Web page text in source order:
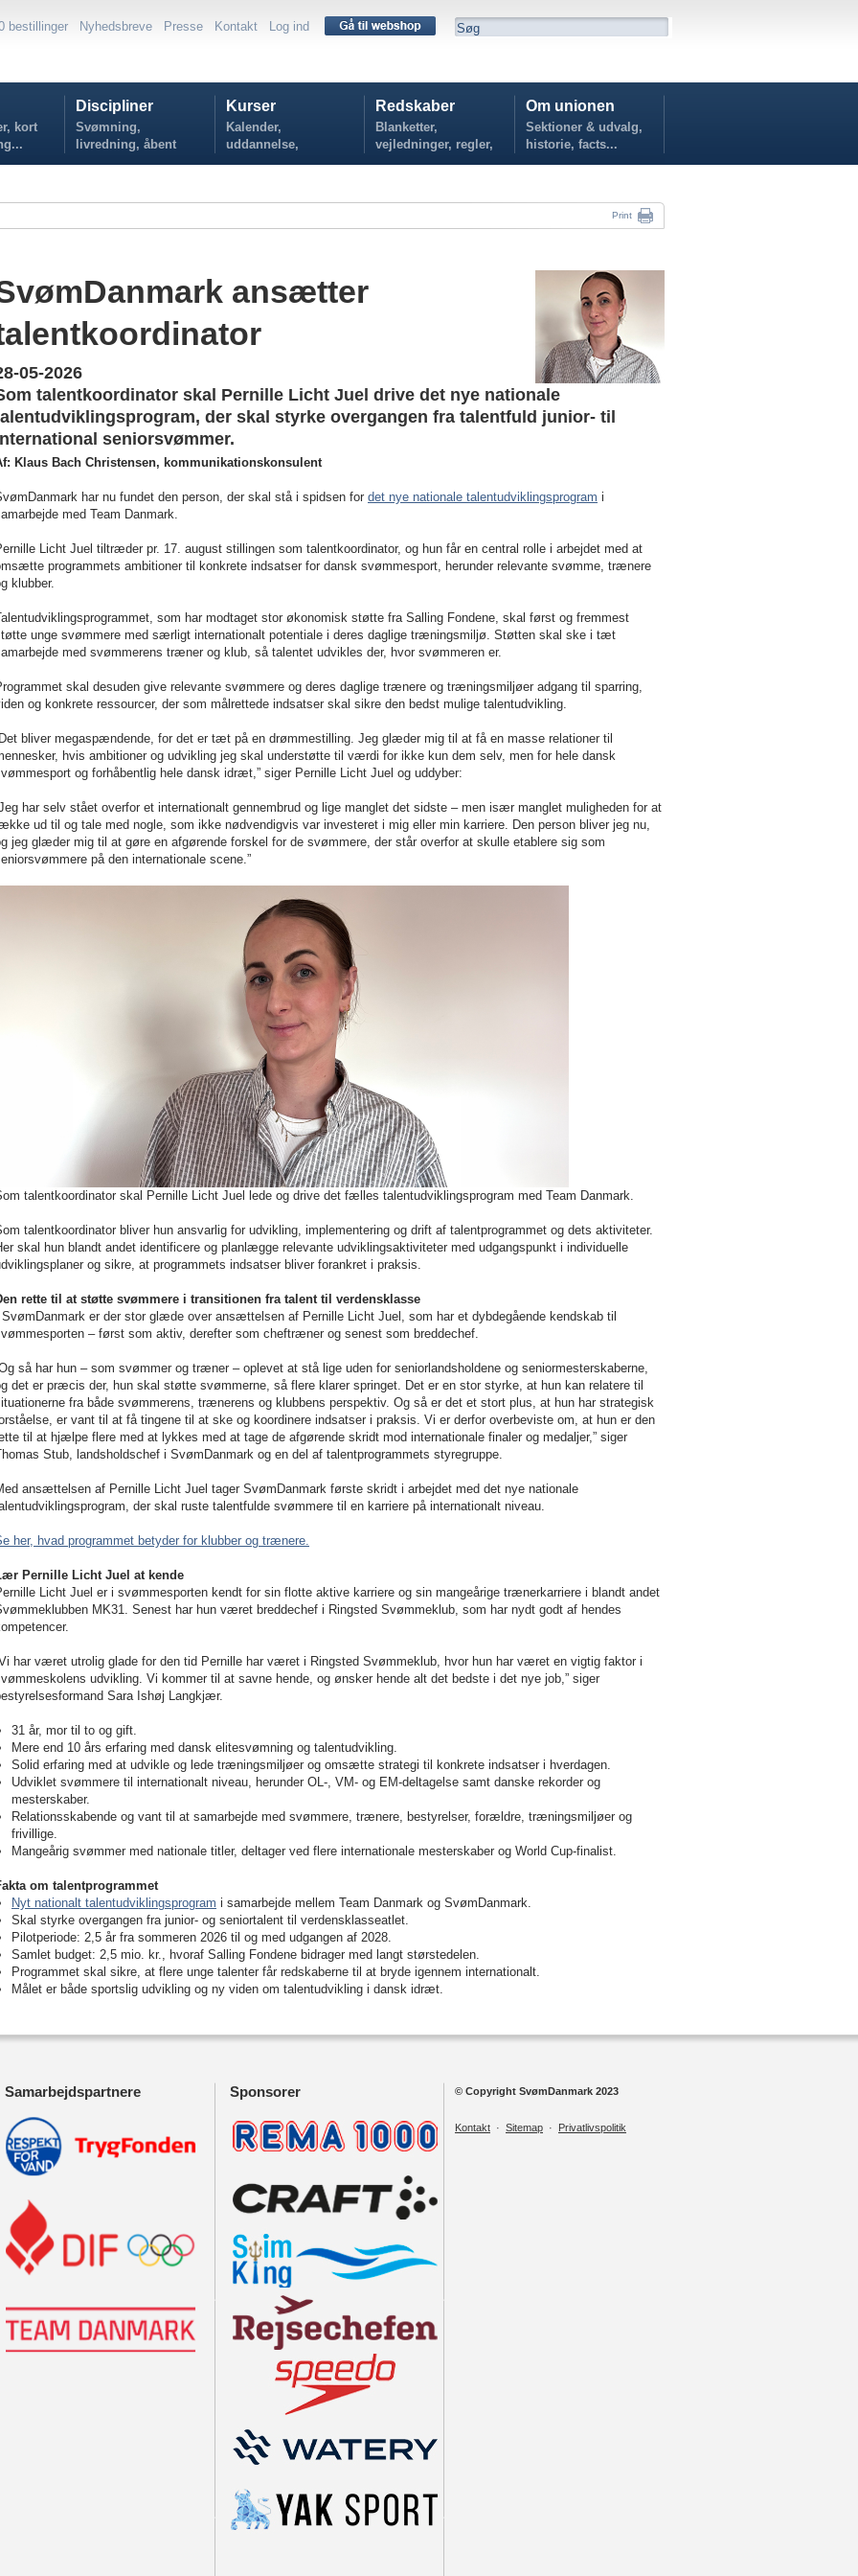
bestillinger Nyhedsbreve Presse Kontakt Log ind
kort
Discipliner
Svømning,
livredning, åbent
vand...
Kurser
Kalender,
uddannelse,
tilmelding...
Redskaber
Blanketter,
vejledninger, regler,
politikker...
Om unionen
Sektioner & udvalg,
historie, facts...
Print
ansætter
05-2026
talentkoordinator skal Pernille Licht Juel drive det nye nationale
der skal styrke overgangen fra talentfuld junior- til
seniorsvømmer.
Klaus Bach Christensen, kommunikationskonsulent
har nu fundet den person, der skal stå i spidsen for det nye nationale talentudviklingsprogram i
med Team Danmark.
Licht Juel tiltræder pr. 17. august stillingen som talentkoordinator, og hun får en central rolle i arbejdet med at
programmets ambitioner til konkrete indsatser for dansk svømmesport, herunder relevante svømme, trænere
klubber.
som har modtaget stor økonomisk støtte fra Salling Fondene, skal først og fremmest
unge svømmere med særligt internationalt potentiale i deres daglige træningsmiljø. Støtten skal ske i tæt
med svømmerens træner og klub, så talentet udvikles der, hvor svømmeren er.
skal desuden give relevante svømmere og deres daglige trænere og træningsmiljøer adgang til sparring,
og konkrete ressourcer, der som målrettede indsatser skal sikre den bedst mulige talentudvikling.
bliver megaspændende, for det er tæt på en drømmestilling. Jeg glæder mig til at få en masse relationer til
hvis ambitioner og udvikling jeg skal understøtte til værdi for ikke kun dem selv, men for hele dansk
og forhåbentlig hele dansk idræt,” siger Pernille Licht Juel og uddyber:
har selv stået overfor et internationalt gennembrud og lige manglet det sidste – men især manglet muligheden for at
ud til og tale med nogle, som ikke nødvendigvis var investeret i mig eller min karriere. Den person bliver jeg nu,
jeg glæder mig til at gøre en afgørende forskel for de svømmere, der står overfor at skulle etablere sig som
på den internationale scene.”
talentkoordinator skal Pernille Licht Juel lede og drive det fælles talentudviklingsprogram med Team Danmark.
talentkoordinator bliver hun ansvarlig for udvikling, implementering og drift af talentprogrammet og dets aktiviteter.
skal hun blandt andet identificere og planlægge relevante udviklingsaktiviteter med udgangspunkt i individuelle
og sikre, at programmets indsatser bliver forankret i praksis.
rette til at støtte svømmere i transitionen fra talent til verdensklasse
I SvømDanmark er der stor glæde over ansættelsen af Pernille Licht Juel, som har et dybdegående kendskab til
– først som aktiv, derefter som cheftræner og senest som breddechef.
så har hun – som svømmer og træner – oplevet at stå lige uden for seniorlandsholdene og seniormesterskaberne,
det er præcis der, hun skal støtte svømmerne, så flere klarer springet. Det er en stor styrke, at hun kan relatere til
fra både svømmerens, trænerens og klubbens perspektiv. Og så er det et stort plus, at hun har strategisk
er vant til at få tingene til at ske og koordinere indsatser i praksis. Vi er derfor overbeviste om, at hun er den
til at hjælpe flere med at lykkes med at tage de afgørende skridt mod internationale finaler og medaljer,” siger
Stub, landsholdschef i SvømDanmark og en del af talentprogrammets styregruppe.
ansættelsen af Pernille Licht Juel tager SvømDanmark første skridt i arbejdet med det nye nationale
der skal ruste talentfulde svømmere til en karriere på internationalt niveau.
her, hvad programmet betyder for klubber og trænere.
Pernille Licht Juel at kende
Licht Juel er i svømmesporten kendt for sin flotte aktive karriere og sin mangeårige trænerkarriere i blandt andet
MK31. Senest har hun været breddechef i Ringsted Svømmeklub, som har nydt godt af hendes
har været utrolig glade for den tid Pernille har været i Ringsted Svømmeklub, hvor hun har været en vigtig faktor i
udvikling. Vi kommer til at savne hende, og ønsker hende alt det bedste i det nye job,” siger
Sara Ishøj Langkjær.
31 år, mor til to og gift.
Mere end 10 års erfaring med dansk elitesvømning og talentudvikling.
Solid erfaring med at udvikle og lede træningsmiljøer og omsætte strategi til konkrete indsatser i hverdagen.
Udviklet svømmere til internationalt niveau, herunder OL-, VM- og EM-deltagelse samt danske rekorder og
mesterskaber.
Relationsskabende og vant til at samarbejde med svømmere, trænere, bestyrelser, forældre, træningsmiljøer og
frivillige.
Mangeårig svømmer med nationale titler, deltager ved flere internationale mesterskaber og World Cup-finalist.
om talentprogrammet
Nyt nationalt talentudviklingsprogram i samarbejde mellem Team Danmark og SvømDanmark.
Skal styrke overgangen fra junior- og seniortalent til verdensklasseatlet.
Pilotperiode: 2,5 år fra sommeren 2026 til og med udgangen af 2028.
Samlet budget: 2,5 mio. kr., hvoraf Salling Fondene bidrager med langt størstedelen.
Programmet skal sikre, at flere unge talenter får redskaberne til at bryde igennem internationalt.
Målet er både sportslig udvikling og ny viden om talentudvikling i dansk idræt.
Samarbejdspartnere Sponsorer © Copyright SvømDanmark 2023
Kontakt · Sitemap · Privatlivspolitik